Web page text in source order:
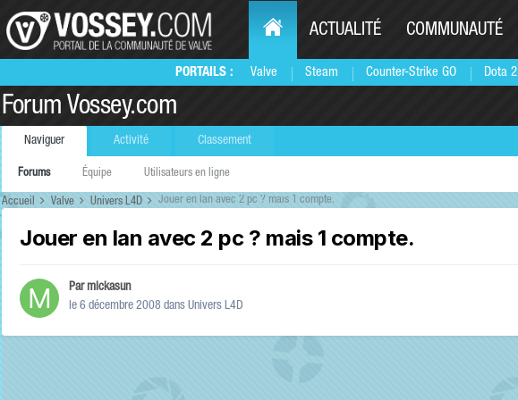
PORTAILS : Valve Steam Counter-Strike GO Dota 2
ACTUALITÉ COMMUNAUTÉ
Forum Vossey.com
Naviguer
Forums Équipe Utilisateurs en ligne
Activité Classement
Accueil Valve Univers L4D Jouer en lan avec 2 pc ? mais 1 compte.
Jouer en lan avec 2 pc ? mais 1 compte.
Par mickasun
le 6 décembre 2008 dans Univers L4D